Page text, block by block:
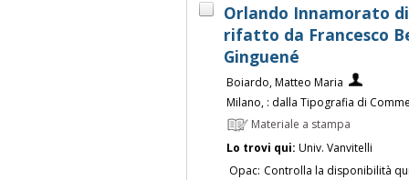
Orlando Innamorato
rifatto da Francesco
Ginguené
Boiardo, Matteo Maria
Milano, : dalla Tipografia di
Materiale a stampa
Lo trovi qui: Univ. Vanvitelli
Opac: Controlla la disponibilità